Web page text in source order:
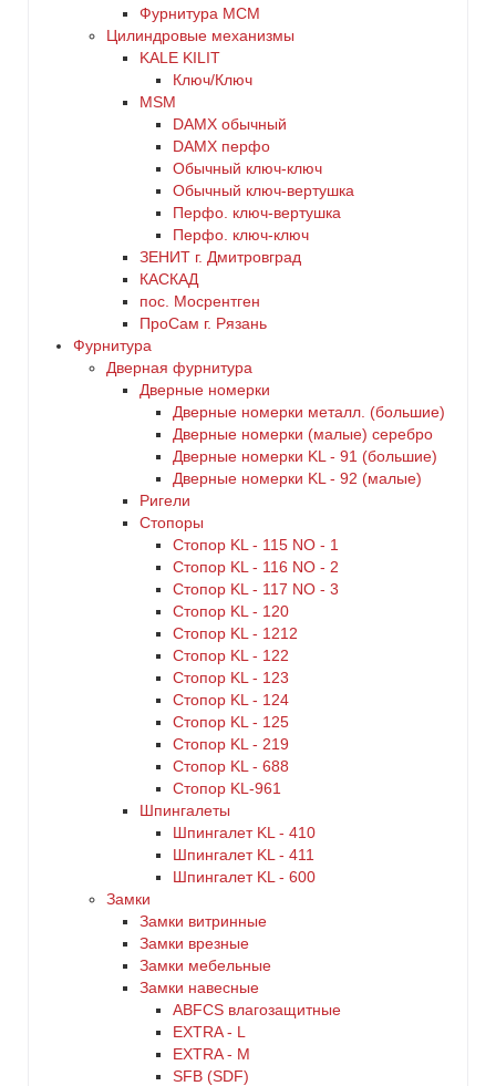
Фурнитура МСМ
Цилиндровые механизмы
KALE KILIT
Ключ/Ключ
MSM
DАMX обычный
DАMX перфо
Oбычный ключ-ключ
Обычный ключ-вертушка
Перфо. ключ-вертушка
Перфо. ключ-ключ
ЗЕНИТ г. Дмитровград
КАСКАД
пос. Мосрентген
ПроСам г. Рязань
Фурнитура
Дверная фурнитура
Дверные номерки
Дверные номерки металл. (большие)
Дверные номерки (малые) серебро
Дверные номерки KL - 91 (большие)
Дверные номерки KL - 92 (малые)
Ригели
Стопоры
Стопор KL - 115 NO - 1
Стопор KL - 116 NO - 2
Стопор KL - 117 NO - 3
Стопор KL - 120
Стопор KL - 1212
Стопор KL - 122
Стопор KL - 123
Стопор KL - 124
Стопор KL - 125
Стопор KL - 219
Стопор KL - 688
Стопор KL-961
Шпингалеты
Шпингалет KL - 410
Шпингалет KL - 411
Шпингалет KL - 600
Замки
Замки витринные
Замки врезные
Замки мебельные
Замки навесные
ABFCS влагозащитные
EXTRA - L
EXTRA - М
SFB (SDF)